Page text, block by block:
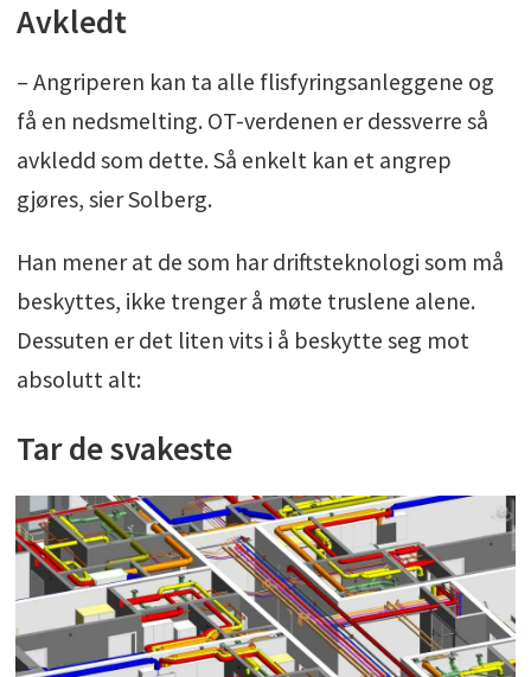
Avkledt
– Angriperen kan ta alle flisfyringsanleggene og
få en nedsmelting. OT-verdenen er dessverre så
avkledd som dette. Så enkelt kan et angrep
gjøres, sier Solberg.
Han mener at de som har driftsteknologi som må
beskyttes, ikke trenger å møte truslene alene.
Dessuten er det liten vits i å beskytte seg mot
absolutt alt:
Tar de svakeste